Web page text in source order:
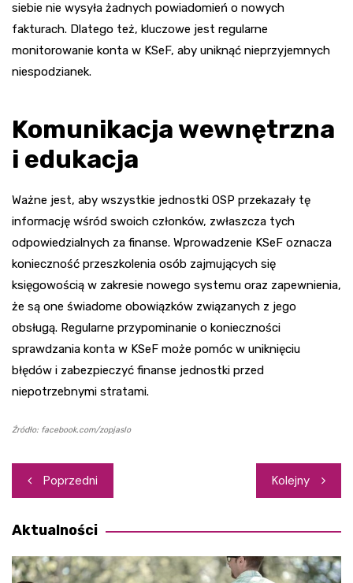
siebie nie wysyła żadnych powiadomień o nowych
fakturach. Dlatego też, kluczowe jest regularne
monitorowanie konta w KSeF, aby uniknąć nieprzyjemnych
niespodzianek.
Komunikacja wewnętrzna
i edukacja
Ważne jest, aby wszystkie jednostki OSP przekazały tę
informację wśród swoich członków, zwłaszcza tych
odpowiedzialnych za finanse. Wprowadzenie KSeF oznacza
konieczność przeszkolenia osób zajmujących się
księgowością w zakresie nowego systemu oraz zapewnienia,
że są one świadome obowiązków związanych z jego
obsługą. Regularne przypominanie o konieczności
sprawdzania konta w KSeF może pomóc w uniknięciu
błędów i zabezpieczyć finanse jednostki przed
niepotrzebnymi stratami.
Źródło: facebook.com/zopjaslo
Nawigacja
wpisu
Poprzedni Kolejny
Aktualności